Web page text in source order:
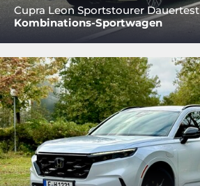
Cupra Leon Sportstourer Dauertest
Kombinations-Sportwagen